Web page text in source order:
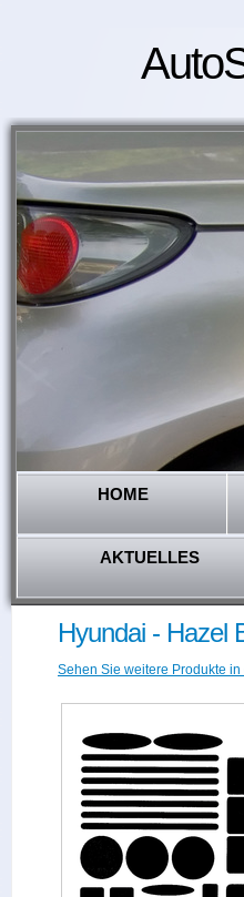
HOME
AKTUELLES
Hyundai - Hazel
Sehen Sie weitere Produkte